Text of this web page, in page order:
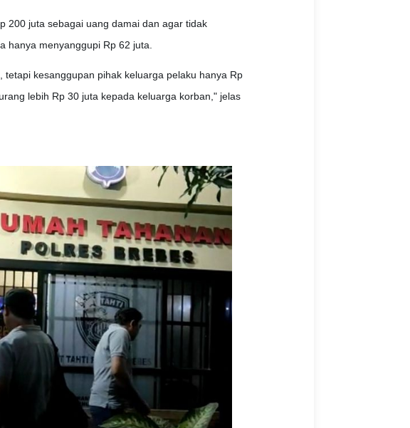
200 juta sebagai uang damai dan agar tidak
hanya menyanggupi Rp 62 juta.
kesanggupan pihak keluarga pelaku hanya Rp
lebih Rp 30 juta kepada keluarga korban," jelas